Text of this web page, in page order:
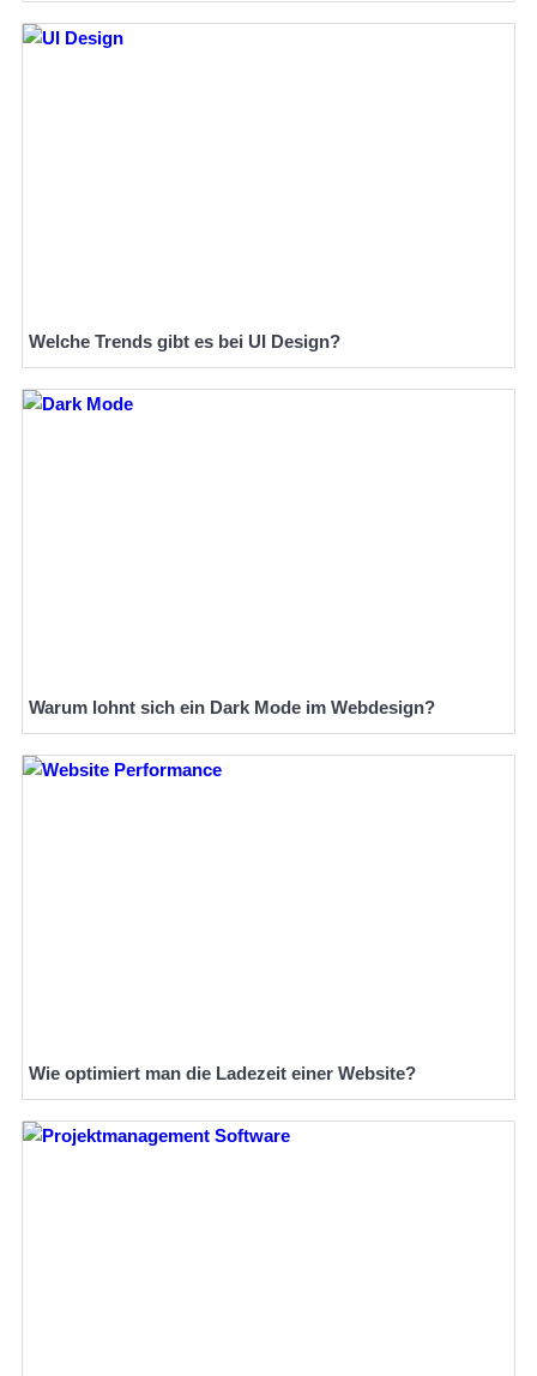
Welche Trends gibt es bei UI Design?
Warum lohnt sich ein Dark Mode im Webdesign?
Wie optimiert man die Ladezeit einer Website?